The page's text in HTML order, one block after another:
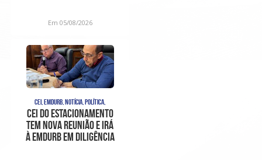
Em 05/08/2026
CEI, EMDURB, NOTÍCIA, POLÍTICA,
CEI do estacionamento
tem nova reunião e irá
à Emdurb em diligência